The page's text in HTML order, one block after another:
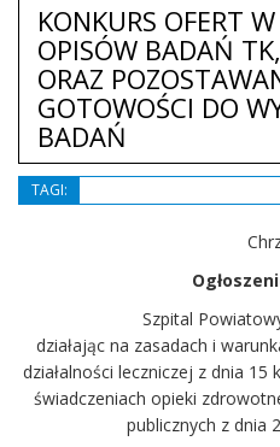
KONKURS OFERT
OPISÓW BADAŃ
ORAZ
GOTOWOŚCI DO
BADAŃ
TAGI:
Szpital
działając na zasadach i
działalności leczniczej z dnia
świadczeniach opieki
publicznych z dnia